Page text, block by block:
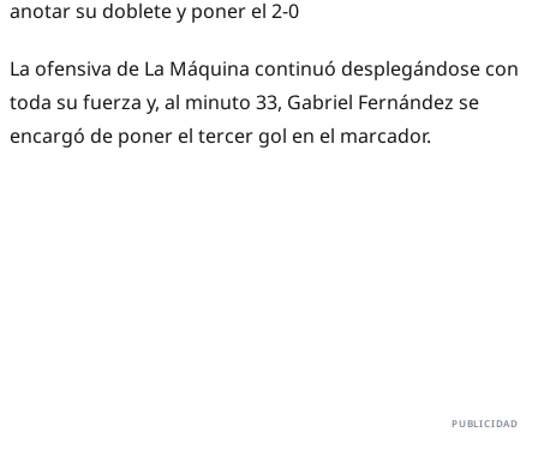
anotar su doblete y poner el 2-0
La ofensiva de La Máquina continuó desplegándose con
toda su fuerza y, al minuto 33, Gabriel Fernández se
encargó de poner el tercer gol en el marcador.